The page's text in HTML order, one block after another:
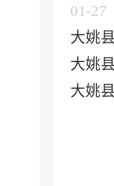
01-27
大姚
大姚
大姚